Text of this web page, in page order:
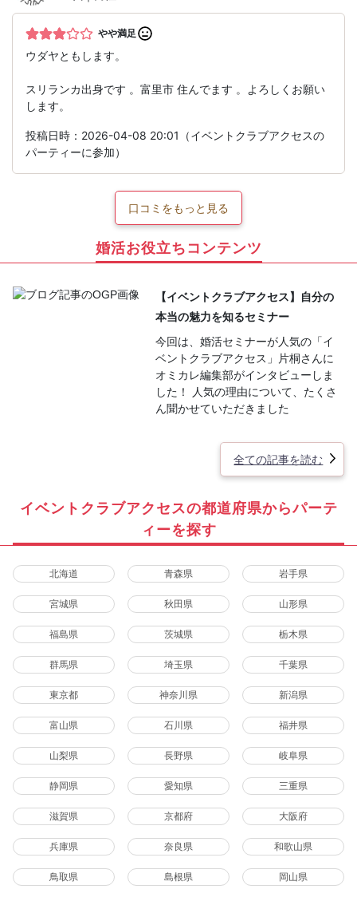
やや満足
ウダヤともします。
スリランカ出身です 。富里市 住んでます 。よろしくお願い
します。
投稿日時：2026-04-08 20:01（イベントクラブアクセスの
パーティーに参加）
口コミをもっと見る
婚活お役立ちコンテンツ
【イベントクラブアクセス】自分の
本当の魅力を知るセミナー
今回は、婚活セミナーが人気の「イ
ベントクラブアクセス」片桐さんに
オミカレ編集部がインタビューしま
した！ 人気の理由について、たくさ
ん聞かせていただきました
全ての記事を読む
イベントクラブアクセスの都道府県からパーテ
ィーを探す
北海道 青森県 岩手県
宮城県 秋田県 山形県
福島県 茨城県 栃木県
群馬県 埼玉県 千葉県
東京都 神奈川県 新潟県
富山県 石川県 福井県
山梨県 長野県 岐阜県
静岡県 愛知県 三重県
滋賀県 京都府 大阪府
兵庫県 奈良県 和歌山県
鳥取県 島根県 岡山県